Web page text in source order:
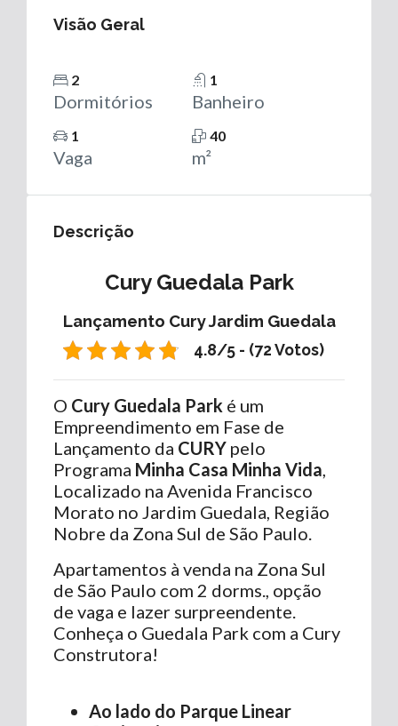
Visão Geral
2
Dormitórios
1
Banheiro
1
Vaga
40
m²
Descrição
Cury Guedala Park
Lançamento Cury Jardim Guedala
4.8/5 - (72 Votos)
O Cury Guedala Park é um
Empreendimento em Fase de
Lançamento da CURY pelo
Programa Minha Casa Minha Vida
Localizado na Avenida Francisco
Morato no Jardim Guedala, Região
Nobre da Zona Sul de São Paulo.
Apartamentos à venda na Zona Sul
de São Paulo com 2 dorms., opção
de vaga e lazer surpreendente.
Conheça o Guedala Park com a Cury
Construtora!
Ao lado do Parque Linear